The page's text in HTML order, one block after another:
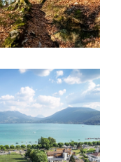
nous
de la
bien la
sur-mesure
terrain